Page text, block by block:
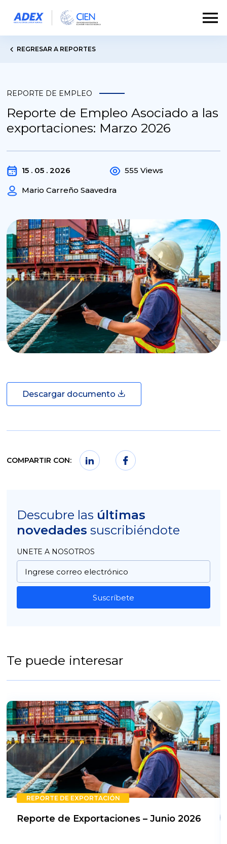
REGRESAR A REPORTES
REPORTE DE EMPLEO
Reporte de Empleo Asociado a las
exportaciones: Marzo 2026
15 . 05 . 2026
Mario Carreño Saavedra
555 Views
Descargar documento
COMPARTIR CON:
Descubre las últimas
novedades suscribiéndote
UNETE A NOSOTROS
Suscríbete
Te puede interesar
REPORTE DE EXPORTACIÓN
Reporte de Exportaciones – Junio 2026